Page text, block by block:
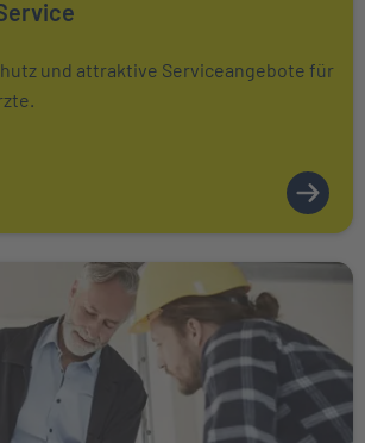
und attraktive Serviceangebote für
Service